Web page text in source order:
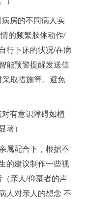
房的不同病人实
的频繁肢体动作/
行下床的状况/在病
能预警提醒发送信
取措施等。避免
有意识障碍如植
）
属配合下，根据不
的建议制作一些视
亲人/仰慕者的声
人对亲人的想念 不